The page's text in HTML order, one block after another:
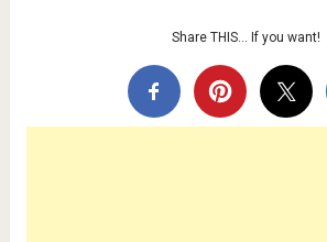
Share THIS… If you want!